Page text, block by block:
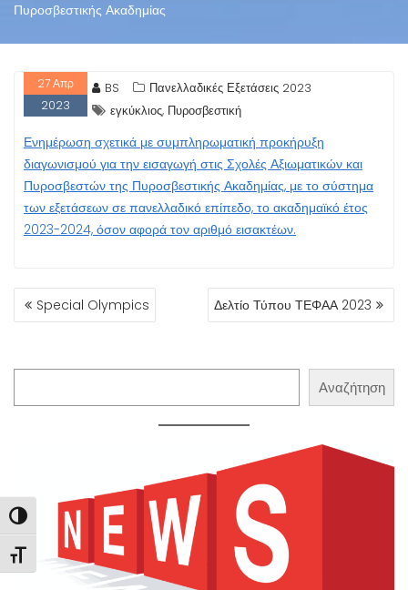
Εναλλαγή Υψηλής Αντίθεσης
Εναλλαγή Μεγέθους Γραμμάτων
Πυροσβεστικής Ακαδημίας
27Απρ
2023
BS
Πανελλαδικές Εξετάσεις 2023
εγκύκλιος, Πυροσβεστική
Ενημέρωση σχετικά με συμπληρωματική προκήρυξη
διαγωνισμού για την εισαγωγή στις Σχολές Αξιωματικών και
Πυροσβεστών της Πυροσβεστικής Ακαδημίας, με το σύστημα
των εξετάσεων σε πανελλαδικό επίπεδο, το ακαδημαϊκό έτος
2023-2024, όσον αφορά τον αριθμό εισακτέων.
ΠΛΟΉΓΗΣΗ
ΆΡΘΡΩΝ
Special Olympics Δελτίο Τύπου ΤΕΦΑΑ 2023
Αναζήτηση